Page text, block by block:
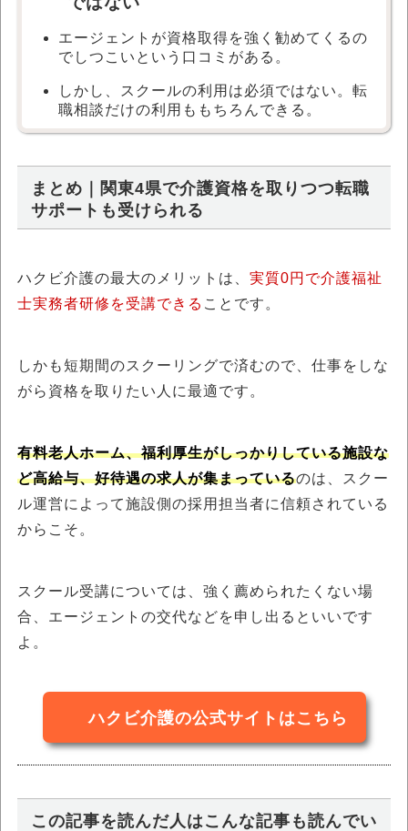
エージェントが資格取得を強く勧めてくるの
でしつこいという口コミがある。
しかし、スクールの利用は必須ではない。転
職相談だけの利用ももちろんできる。
まとめ｜関東4県で介護資格を取りつつ転職
サポートも受けられる
ハクビ介護の最大のメリットは、 実質0円で介護福祉
士実務者研修を受講できる ことです。
しかも短期間のスクーリングで済むので、仕事をしな
がら資格を取りたい人に最適です。
有料老人ホーム、福利厚生がしっかりしている施設な
ど高給与、好待遇の求人が集まっているのは、スクー
ル運営によって施設側の採用担当者に信頼されている
からこそ。
スクール受講については、強く薦められたくない場
合、エージェントの交代などを申し出るといいです
よ。
ハクビ介護の公式サイトはこちら
この記事を読んだ人はこんな記事も読んでい